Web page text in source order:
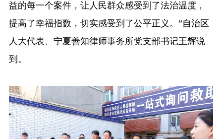
益的每一个案件，让人民群众感受到了法治温度，
提高了幸福指数，切实感受到了公平正义。”自治区
人大代表、宁夏善知律师事务所党支部书记王辉说
到。